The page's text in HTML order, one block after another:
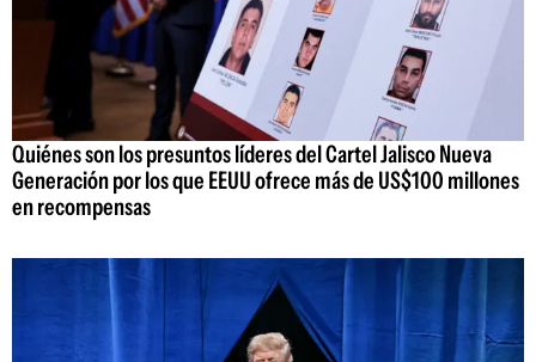
Quiénes son los presuntos líderes del Cartel Jalisco Nueva
Generación por los que EEUU ofrece más de US$100 millones
en recompensas